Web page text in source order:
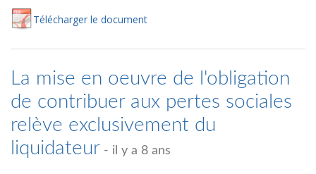
Télécharger le document
La mise en oeuvre de l'obligation
de contribuer aux pertes sociales
relève exclusivement du
liquidateur - il y a 8 ans